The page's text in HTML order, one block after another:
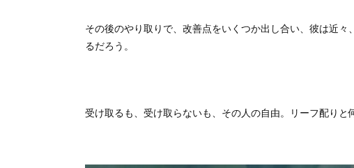
その後のやり取りで、改善点をいくつか出し合い、彼は近
るだろう。
受け取るも、受け取らないも、その人の自由。リーフ配りと